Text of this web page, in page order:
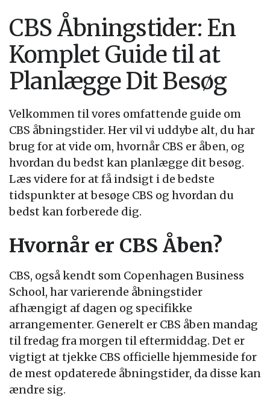
CBS Åbningstider: En
Komplet Guide til at
Planlægge Dit Besøg
Velkommen til vores omfattende guide om
CBS åbningstider. Her vil vi uddybe alt, du har
brug for at vide om, hvornår CBS er åben, og
hvordan du bedst kan planlægge dit besøg.
Læs videre for at få indsigt i de bedste
tidspunkter at besøge CBS og hvordan du
bedst kan forberede dig.
Hvornår er CBS Åben?
CBS, også kendt som Copenhagen Business
School, har varierende åbningstider
afhængigt af dagen og specifikke
arrangementer. Generelt er CBS åben mandag
til fredag fra morgen til eftermiddag. Det er
vigtigt at tjekke CBS officielle hjemmeside for
de mest opdaterede åbningstider, da disse kan
ændre sig.